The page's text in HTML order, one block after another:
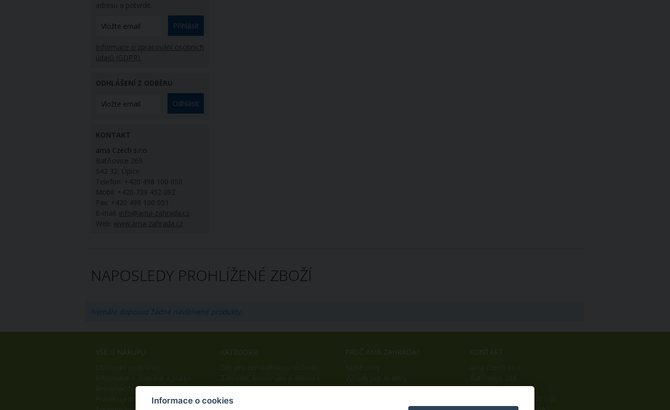
adresu a potvrdit.
Přihlásit
Informace o zpracování osobních
údajů (GDPR).
ODHLÁŠENÍ Z ODBĚRU
Odhlásit
KONTAKT
ama Czech s.r.o.
Batňovice 269
542 32, Úpice
Telefon: +420 498 100 050
Mobil: +420 739 452 092
Fax: +420 498 100 051
E-mail: info@ama-zahrada.cz
Web:
www.ama-zahrada.cz
NAPOSLEDY PROHLÍŽENÉ ZBOŽÍ
Nemáte doposud žádné navštívené produkty.
VŠE O NÁKUPU
Reklamační řád
KATEGORIE
technika
PROČ AMA ZAHRADA?
Snadný nákup
KONTAKT
542 32, Úpice
Informace o cookies